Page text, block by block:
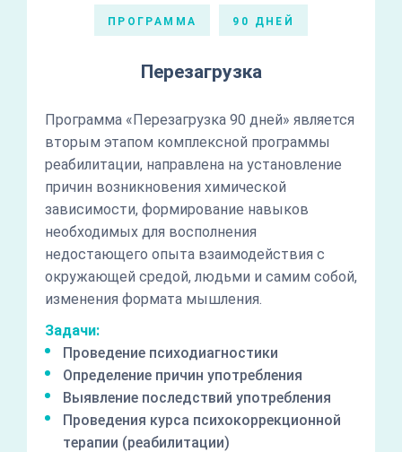
ПРОГРАММА 90 ДНЕЙ
Перезагрузка
Программа «Перезагрузка 90 дней» является
вторым этапом комплексной программы
реабилитации, направлена на установление
причин возникновения химической
зависимости, формирование навыков
необходимых для восполнения
недостающего опыта взаимодействия с
окружающей средой, людьми и самим собой,
изменения формата мышления.
Задачи:
Проведение психодиагностики
Определение причин употребления
Выявление последствий употребления
Проведения курса психокоррекционной
терапии (реабилитации)